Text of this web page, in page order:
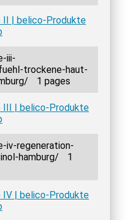
II | belico-Produkte
iii-
trockene-haut-
1 pages
III | belico-Produkte
iv-regeneration-
hamburg/
1
IV | belico-Produkte